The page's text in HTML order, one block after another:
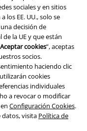
sociales y en sitios
los EE. UU., solo se
decisión de
la UE y que están
Aceptar cookies”, aceptas
socios.
haciendo clic
cookies
individuales
a revocar o modificar
Configuración Cookies.
datos, visita Política de